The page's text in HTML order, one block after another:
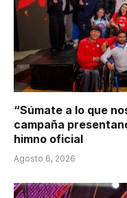
“Súmate a lo que
campaña
himno oficial
Agosto 6, 2026